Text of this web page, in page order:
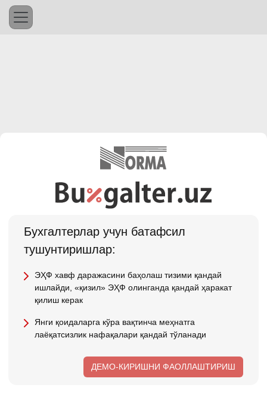
Бухгалтерлар учун батафсил
тушунтиришлар:
ЭҲФ хавф даражасини баҳолаш тизими қандай
ишлайди, «қизил» ЭҲФ олинганда қандай ҳаракат
қилиш керак
Янги қоидаларга кўра вақтинча меҳнатга
лаёқатсизлик нафақалари қандай тўланади
ДЕМО-КИРИШНИ ФАОЛЛАШТИРИШ